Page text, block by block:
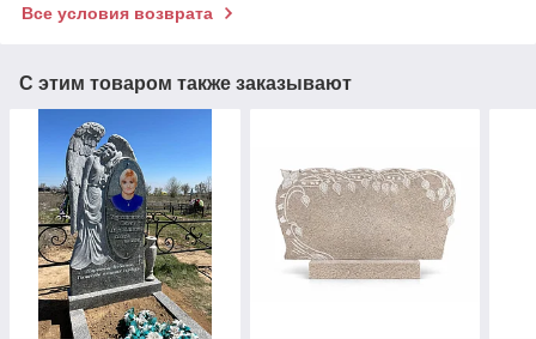
Все условия возврата
С этим товаром также заказывают